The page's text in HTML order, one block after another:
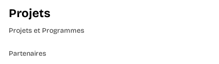
Projets
Projets et Programmes
Partenaires